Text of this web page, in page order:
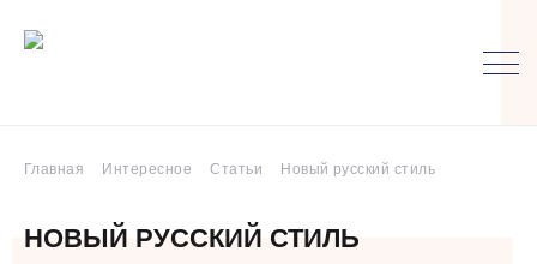
Главная Интересное Статьи Новый русский стиль
НОВЫЙ РУССКИЙ СТИЛЬ